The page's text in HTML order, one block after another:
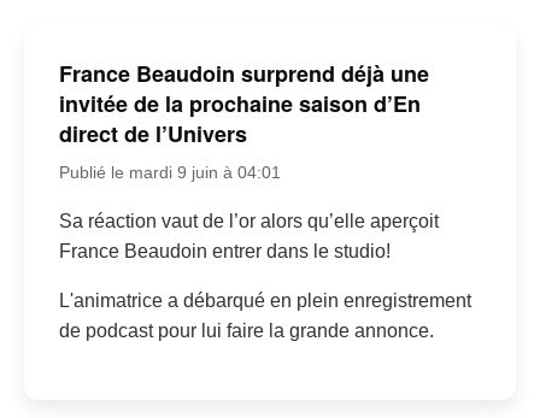
France Beaudoin surprend déjà une
invitée de la prochaine saison d’En
direct de l’Univers
Publié le mardi 9 juin à 04:01
Sa réaction vaut de l’or alors qu’elle aperçoit
France Beaudoin entrer dans le studio!
L'animatrice a débarqué en plein enregistrement
de podcast pour lui faire la grande annonce.